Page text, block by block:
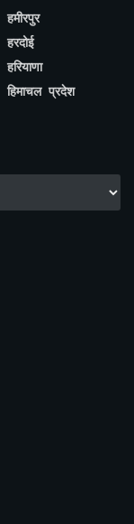
हमीरपुर
हरदोई
हरियाणा
हिमाचल प्रदेश